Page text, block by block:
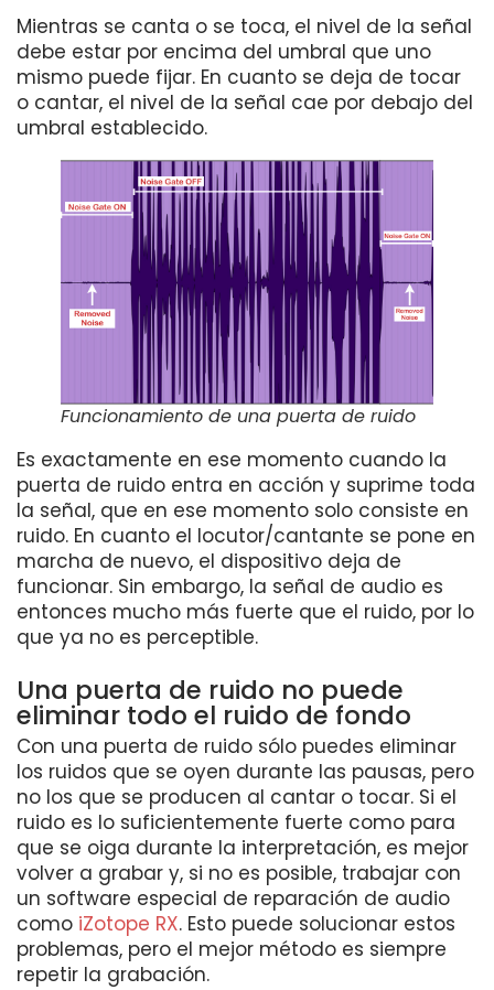
Mientras se canta o se toca, el nivel de la señal
debe estar por encima del umbral que uno
mismo puede fijar. En cuanto se deja de tocar
o cantar, el nivel de la señal cae por debajo del
umbral establecido.
Funcionamiento de una puerta de ruido
Es exactamente en ese momento cuando la
puerta de ruido entra en acción y suprime toda
la señal, que en ese momento solo consiste en
ruido. En cuanto el locutor/cantante se pone en
marcha de nuevo, el dispositivo deja de
funcionar. Sin embargo, la señal de audio es
entonces mucho más fuerte que el ruido, por lo
que ya no es perceptible.
Una puerta de ruido no puede
eliminar todo el ruido de fondo
Con una puerta de ruido sólo puedes eliminar
los ruidos que se oyen durante las pausas, pero
no los que se producen al cantar o tocar. Si el
ruido es lo suficientemente fuerte como para
que se oiga durante la interpretación, es mejor
volver a grabar y, si no es posible, trabajar con
un software especial de reparación de audio
como iZotope RX. Esto puede solucionar estos
problemas, pero el mejor método es siempre
repetir la grabación.